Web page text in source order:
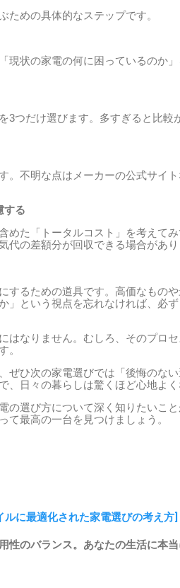
ための具体的なステップです。
現状の家電の何に困っているのか
3つだけ選びます。多すぎると比較
。不明な点はメーカーの公式サイ
する
めた「トータルコスト」を考えて
の差額分が回収できる場合があり
するための道具です。高価なもの
」という視点を忘れなければ、必
はなりません。むしろ、そのプロ
。
ぜひ次の家電選びでは「後悔のな
日々の暮らしは驚くほど心地よく
の選び方について深く知りたいこ
て最高の一台を見つけましょう。
に最適化された家電選びの考え方]
性のバランス。あなたの生活に本